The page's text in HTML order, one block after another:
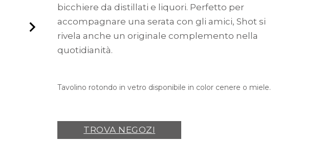
bicchiere da distillati e liquori. Perfetto per
accompagnare una serata con gli amici, Shot si
rivela anche un originale complemento nella
quotidianità.
Tavolino rotondo in vetro disponibile in color cenere o miele.
TROVA NEGOZI